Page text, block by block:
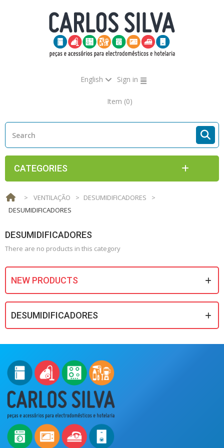
English Sign in
Item (0)
CATEGORIES
> VENTILAÇÃO > DESUMIDIFICADORES
>
DESUMIDIFICADORES
DESUMIDIFICADORES
There are no products in this category
NEW PRODUCTS
DESUMIDIFICADORES